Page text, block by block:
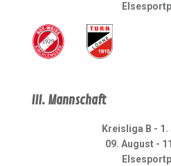
III. Mannschaft
Kreisliga B -
09. August -